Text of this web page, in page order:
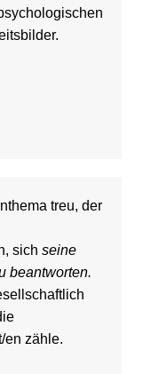
treu, der
sich seine
beantworten.
en zähle.